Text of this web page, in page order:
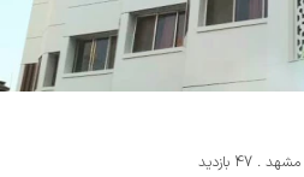
مشهد
47 بازدید